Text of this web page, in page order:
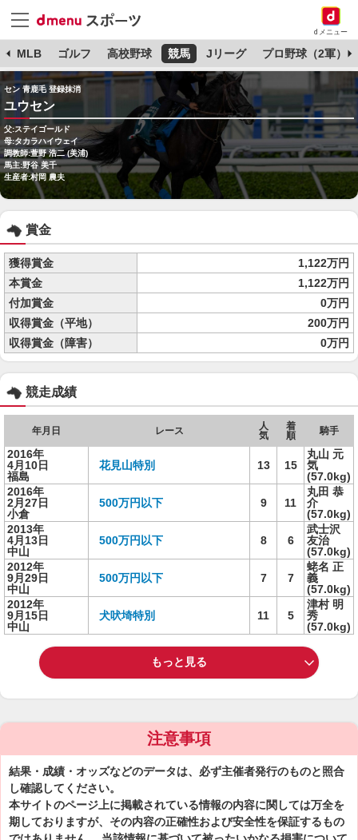
dメニュー
MLB ゴルフ 高校野球 競馬 Jリーグ プロ野球（2軍）
セン 青鹿毛 登録抹消
ユウセン
父:ステイゴールド
母:タカラハイウェイ
調教師:萱野 浩二 (美浦)
馬主:野谷 美千
生産者:村岡 農夫
賞金
獲得賞金
1,122万円
本賞金
1,122万円
付加賞金
0万円
収得賞金（平地）
200万円
収得賞金（障害）
0万円
競走成績
年月日 レース
人
気
着
順
騎手
2016年
4月10日
福島
花見山特別 13 15
丸山 元
気
(57.0kg)
2016年
2月27日
小倉
500万円以下 9 11
丸田 恭
介
(57.0kg)
2013年
4月13日
中山
500万円以下 8 6
武士沢
友治
(57.0kg)
2012年
9月29日
中山
500万円以下 7 7
蛯名 正
義
(57.0kg)
2012年
9月15日
中山
犬吠埼特別 11 5
津村 明
秀
(57.0kg)
もっと見る
注意事項
結果・成績・オッズなどのデータは、必ず主催者発行のものと照合
し確認してください。
本サイトのページ上に掲載されている情報の内容に関しては万全を
期しておりますが、その内容の正確性および安全性を保証するもの